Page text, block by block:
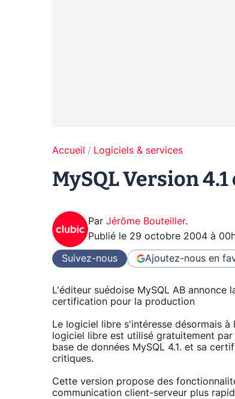
Accueil Logiciels & services
MySQL Version
Par Jérôme Bouteiller.
Publié le 29 octobre 2004 à
Suivez-nous Ajoutez-nous en
L'éditeur suédoise MySQL AB annonce
certification pour la production
Le logiciel libre s'intéresse désormais
logiciel libre est utilisé gratuitement
base de données MySQL 4.1. et sa
critiques.
Cette version propose des
communication client-serveur plus